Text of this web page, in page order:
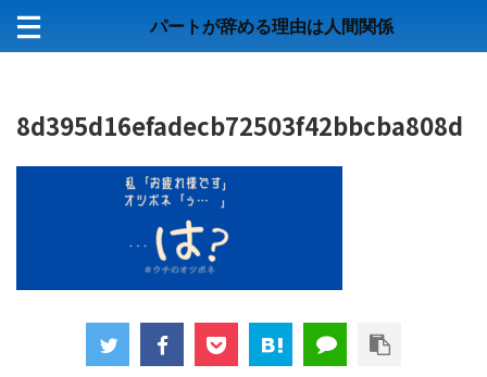
パートが辞める理由は人間関係
8d395d16efadecb72503f42bbcba808d